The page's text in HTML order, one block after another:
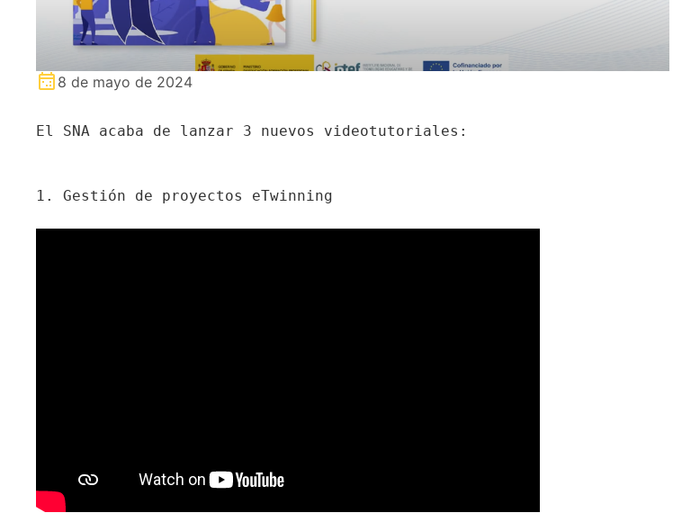
8 de mayo de 2024
El SNA acaba de lanzar 3 nuevos videotutoriales:
1. Gestión de proyectos eTwinning